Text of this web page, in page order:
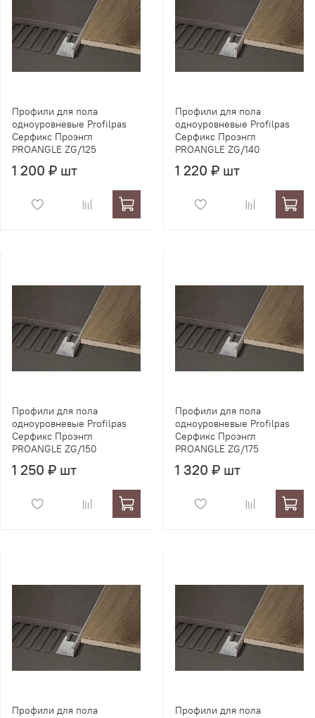
Профили для пола
одноуровневые Profilpas
Серфикс Проэнгл
PROANGLE ZG/125
1 200 ₽ шт
Профили для пола
одноуровневые Profilpas
Серфикс Проэнгл
PROANGLE ZG/140
1 220 ₽ шт
Профили для пола
одноуровневые Profilpas
Серфикс Проэнгл
PROANGLE ZG/150
1 250 ₽ шт
Профили для пола
одноуровневые Profilpas
Серфикс Проэнгл
PROANGLE ZG/175
1 320 ₽ шт
Профили для пола
Профили для пола